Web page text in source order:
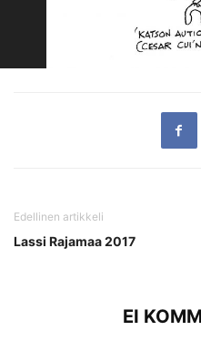
Edellinen artikkeli
Lassi Rajamaa 2017
EI